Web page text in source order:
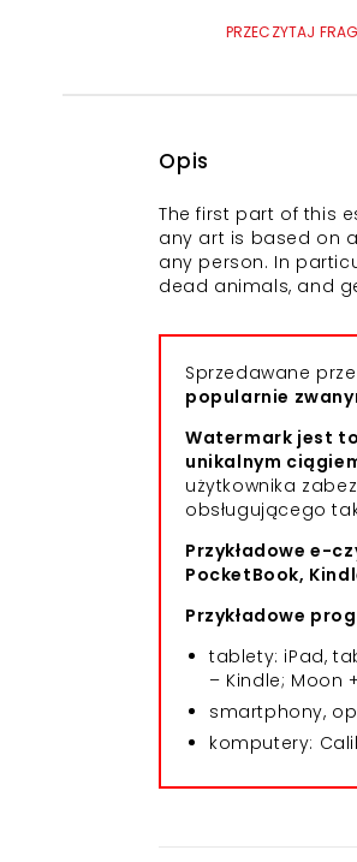
PRZECZYTAJ
Opis
The first part of this
any art is based on
any person. In
dead animals, and
Sprzedawane
popularnie
Watermark jest
unikalnym
użytkownika
obsługującego
Przykładowe e-
PocketBook,
Przykładowe
tablety: iPad,
– Kindle; Moon
smartphony,
komputery: